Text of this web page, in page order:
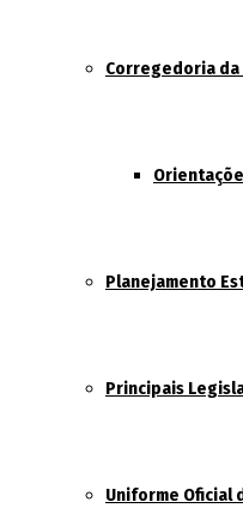
Corregedoria da
Planejamento
Principais
Uniforme Oficial